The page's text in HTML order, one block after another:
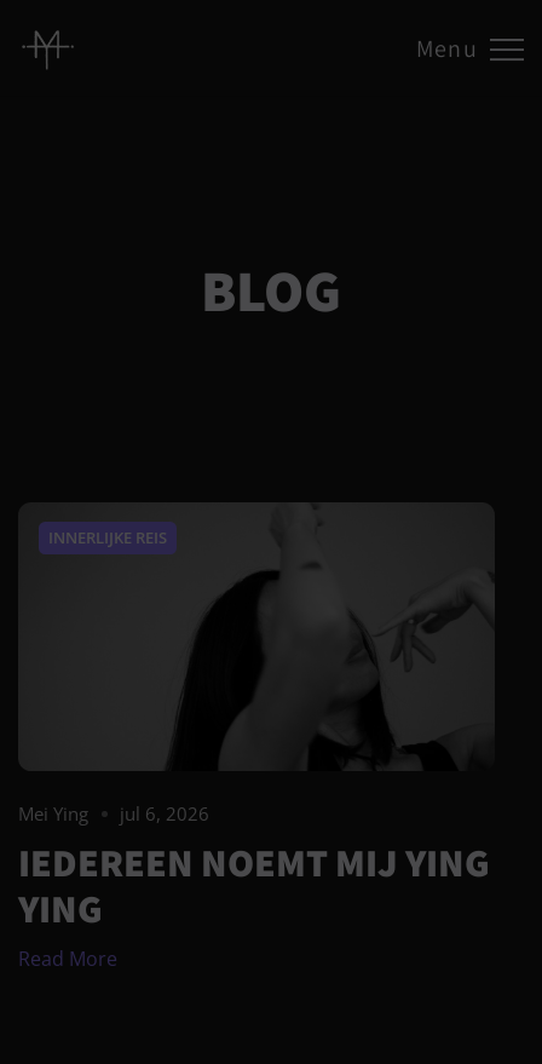
Menu
BLOG
INNERLIJKE REIS
Mei Ying jul 6, 2026
IEDEREEN NOEMT MIJ YING
YING
Read More